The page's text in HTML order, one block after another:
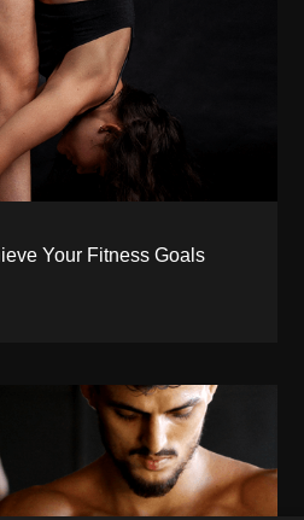
Your Fitness Goals